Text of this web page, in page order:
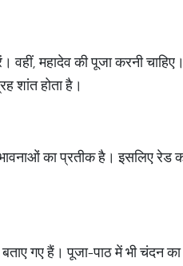
महादेव की पूजा करनी
शांत होता है।
भावनाओं का प्रतीक है। इसलिए
गए हैं। पूजा-पाठ में भी चंदन का